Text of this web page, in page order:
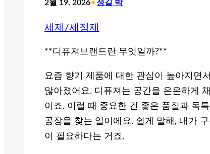
2월 19, 2026•정길 박
세제/세정제
**디퓨져브랜드란 무엇일까?**
요즘 향기 제품에 대한 관심이 높아지면
많아졌어요. 디퓨져는 공간을 은은하게
이죠. 이럴 때 중요한 건 좋은 품질과 독
공장을 찾는 일이에요. 쉽게 말해, 내가
이 필요하다는 거죠.